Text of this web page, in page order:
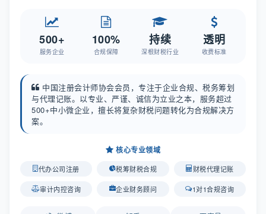
500+
服务企业
100%
合规保障
持续
深根财税行业
透明
收费标准
中国注册会计师协会会员，专注于企业合规、税务筹划
与代理记账。以专业、严谨、诚信为立业之本，服务超过
500+中小微企业，擅长将复杂财税问题转化为合规解决方
案。
核心专业领域
代办公司注册 税筹财税合规 财税代理记账
审计内控咨询 企业财务顾问 1对1合规咨询